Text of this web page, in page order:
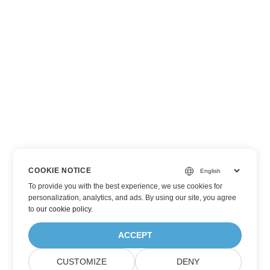
COOKIE NOTICE
To provide you with the best experience, we use cookies for
personalization, analytics, and ads. By using our site, you agree
toour cookie policy.
ACCEPT
CUSTOMIZE DENY